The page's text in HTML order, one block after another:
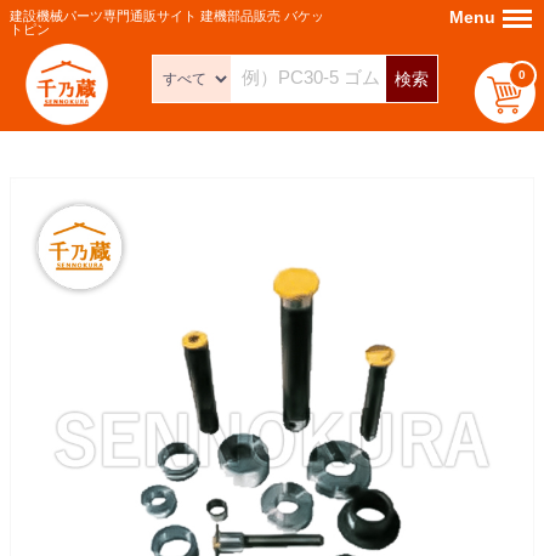
建設機械パーツ専門通販サイト 建機部品販売 バケッ
トピン
検索 0
Menu Menu